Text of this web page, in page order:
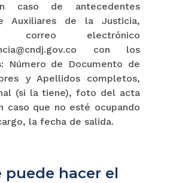
caso de antecedentes
Auxiliares de la Justicia,
electrónico
con los
Número de Documento de
y Apellidos completos,
(si la tiene), foto del acta
caso que no esté ocupando
la fecha de salida.
puede hacer el